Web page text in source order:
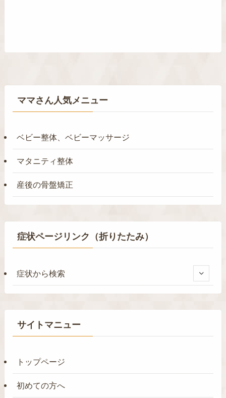
ママさん人気メニュー
ベビー整体、ベビーマッサージ
マタニティ整体
産後の骨盤矯正
症状ページリンク（折りたたみ）
症状から検索
サイトマニュー
トップページ
初めての方へ